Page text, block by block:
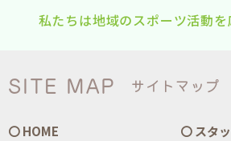
私たちは地域のスポーツ活動
SITE MAP サイトマップ
HOME
スタ